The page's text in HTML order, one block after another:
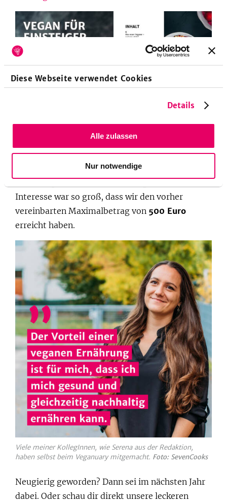
Diese Webseite verwendet Cookies
Details
Alle zulassen
Nur notwendige
Um die NGO zu unterstützen, haben wir
außerdem versprochen für jeden Teilnehmer 1
Euro zu spenden. Was soll ich sagen? Das
Interesse war so groß, dass wir den vorher
vereinbarten Maximalbetrag von 500 Euro
erreicht haben.
Viele meiner KollegInnen, wie Serena aus der Redaktion,
haben selbst beim Veganuary mitgemacht. Foto: SevenCooks
Neugierig geworden? Dann sei im nächsten Jahr
dabei. Oder schau dir direkt unsere leckeren